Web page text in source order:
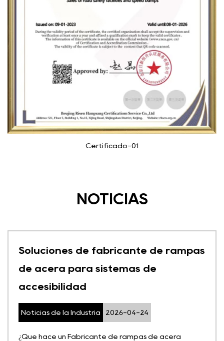
Certificado-01
NOTICIAS
Soluciones de fabricante de rampas
de acera para sistemas de
accesibilidad
Noticias de la Industria 2026-04-24
¿Qué hace un Fabricante de rampas de acera